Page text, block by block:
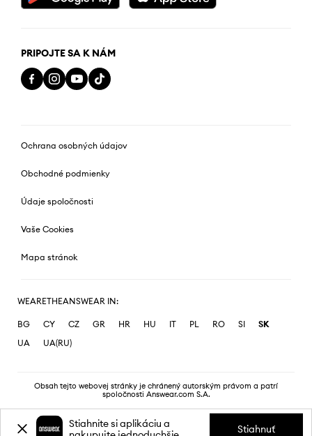
PRIPOJTE SA K NÁM
Ochrana osobných údajov
Obchodné podmienky
Údaje spoločnosti
Vaše Cookies
Mapa stránok
WEARETHEANSWEAR IN:
BG CY CZ GR HR HU IT PL RO SI
SK
UA
UA(RU)
Obsah tejto webovej stránky je chránený autorským právom a patrí
spoločnosti Answear.com S.A.
Stiahnite si aplikáciu a
Stiahnuť